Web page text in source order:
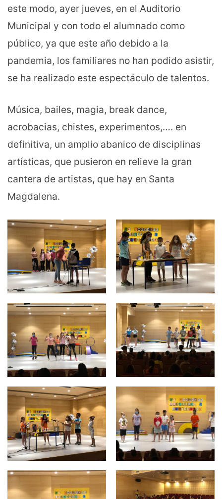
este modo, ayer jueves, en el Auditorio
Municipal y con todo el alumnado como
público, ya que este año debido a la
pandemia, los familiares no han podido asistir,
se ha realizado este espectáculo de talentos.
Música, bailes, magia, break dance,
acrobacias, chistes, experimentos,…. en
definitiva, un amplio abanico de disciplinas
artísticas, que pusieron en relieve la gran
cantera de artistas, que hay en Santa
Magdalena.